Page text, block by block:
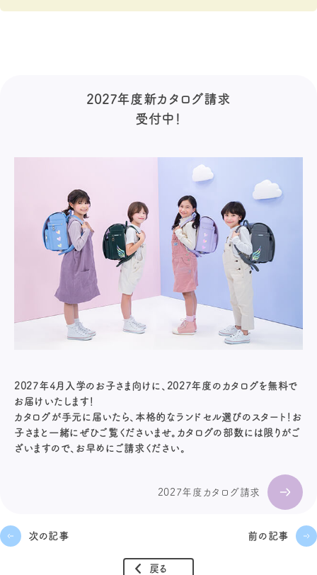
2027年度新カタログ請求
受付中！
2027年4月入学のお子さま向けに、2027年度のカタログを無料で
お届けいたします！
カタログが手元に届いたら、本格的なランドセル選びのスタート！お
子さまと一緒にぜひご覧くださいませ。カタログの部数には限りがご
ざいますので、お早めにご請求ください。
2027年度カタログ請求
次の記事 前の記事
戻る